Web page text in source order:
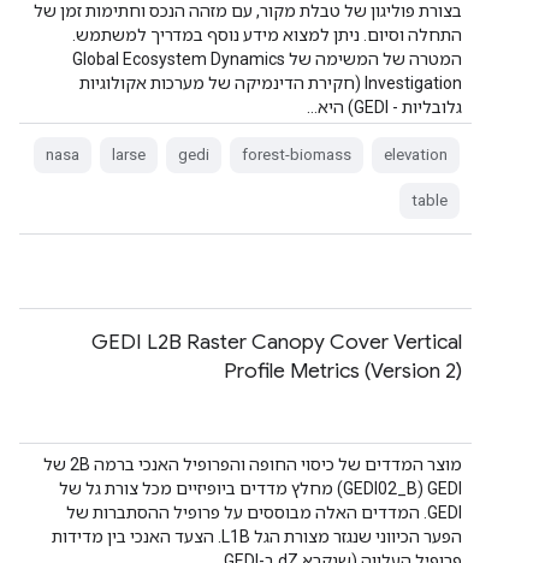
בצורת פוליגון של טבלת מקור, עם מזהה הנכס וחתימות זמן של
התחלה וסיום. ניתן למצוא מידע נוסף במדריך למשתמש.
המטרה של המשימה של Global Ecosystem Dynamics
Investigation (חקירת הדינמיקה של מערכות אקולוגיות
גלובליות - GEDI) היא…
elevation
forest-biomass
gedi
larse
nasa
table
GEDI L2B Raster Canopy Cover Vertical
Profile Metrics (Version 2)
מוצר המדדים של כיסוי החופה והפרופיל האנכי ברמה 2B של
GEDI‏ (GEDI02_B) מחלץ מדדים ביופיזיים מכל צורת גל של
GEDI. המדדים האלה מבוססים על פרופיל ההסתברות של
הפער הכיווני שנגזר מצורת הגל L1B. הצעד האנכי בין מדידות